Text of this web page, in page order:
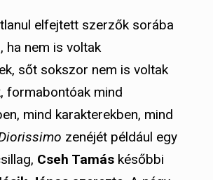
elfejtett szerzők sorába
ha nem is voltak
sőt sokszor nem is voltak
formabontóak mind
mind karakterekben, mind
zenéjét például egy
Cseh Tamás későbbi